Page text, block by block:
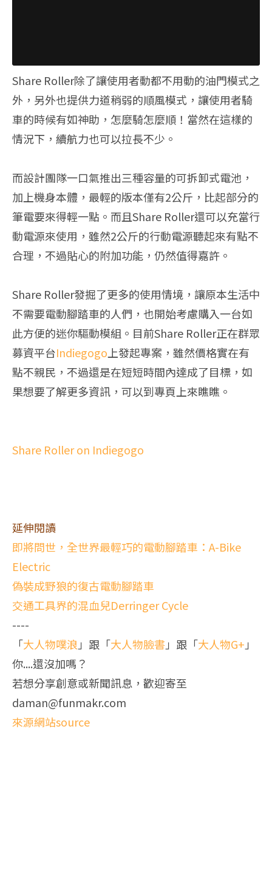
Share Roller除了讓使用者動都不用動的油門模式之
外，另外也提供力道稍弱的順風模式，讓使用者騎
車的時候有如神助，怎麼騎怎麼順！當然在這樣的
情況下，續航力也可以拉長不少。
而設計團隊一口氣推出三種容量的可拆卸式電池，
加上機身本體，最輕的版本僅有2公斤，比起部分的
筆電要來得輕一點。而且Share Roller還可以充當行
動電源來使用，雖然2公斤的行動電源聽起來有點不
合理，不過貼心的附加功能，仍然值得嘉許。
Share Roller發掘了更多的使用情境，讓原本生活中
不需要電動腳踏車的人們，也開始考慮購入一台如
此方便的迷你驅動模組。目前Share Roller正在群眾
募資平台Indiegogo上發起專案，雖然價格實在有
點不親民，不過還是在短短時間內達成了目標，如
果想要了解更多資訊，可以到專頁上來瞧瞧。
Share Roller on Indiegogo
延伸閱讀
即將問世，全世界最輕巧的電動腳踏車：A-Bike
Electric
偽裝成野狼的復古電動腳踏車
交通工具界的混血兒Derringer Cycle
----
「大人物噗浪」跟「大人物臉書」跟「大人物G+」
你....還沒加嗎？
若想分享創意或新聞訊息，歡迎寄至
daman@funmakr.com
來源網站source